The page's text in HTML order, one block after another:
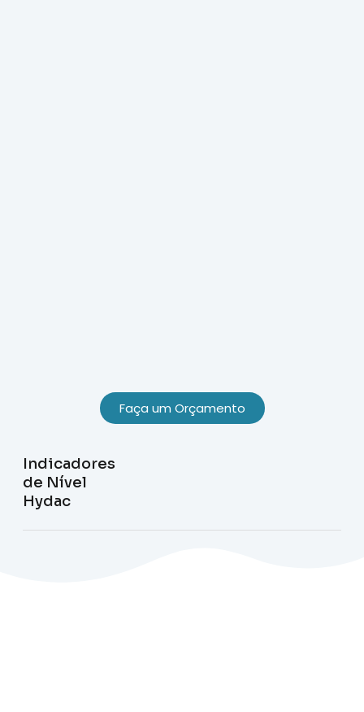
Faça um Orçamento
Indicadores
de Nível
Hydac